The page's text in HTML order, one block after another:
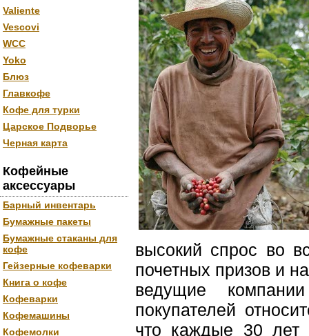
Valiente
Vescovi
WCC
Yoko
Блюз
Главкофе
Кофе для турки
Царское Подворье
Черная карта
Кофейные
аксессуары
Барный инвентарь
Бумажные пакеты
Бумажные стаканы для
кофе
Гейзерные кофеварки
Книга о кофе
Кофеварки
Кофемашины
Кофемолки
высокий спрос во
почетных призов и
ведущие
покупателей
что каждые 30 лет